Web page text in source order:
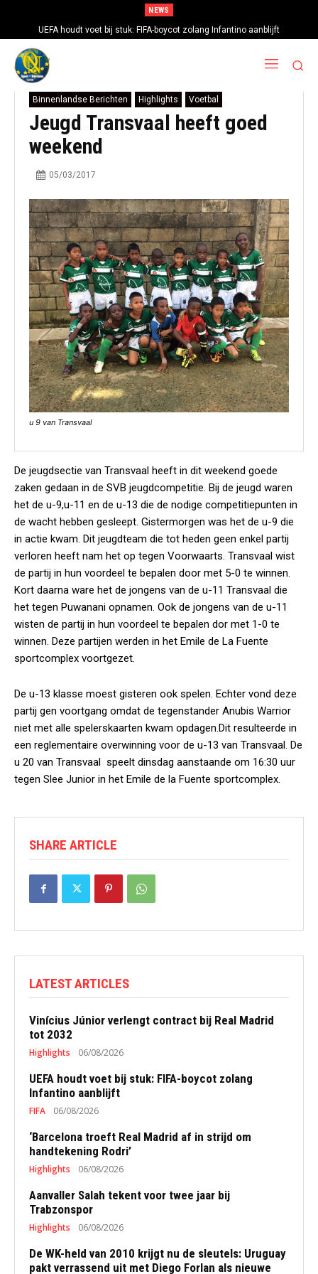
NEWS
UEFA houdt voet bij stuk: FIFA-boycot zolang Infantino aanblijft
Binnenlandse Berichten Highlights Voetbal
Jeugd Transvaal heeft goed
weekend
05/03/2017
u 9 van Transvaal
De jeugdsectie van Transvaal heeft in dit weekend goede
zaken gedaan in de SVB jeugdcompetitie. Bij de jeugd waren
het de u-9,u-11 en de u-13 die de nodige competitiepunten in
de wacht hebben gesleept. Gistermorgen was het de u-9 die
in actie kwam. Dit jeugdteam die tot heden geen enkel partij
verloren heeft nam het op tegen Voorwaarts. Transvaal wist
de partij in hun voordeel te bepalen door met 5-0 te winnen.
Kort daarna ware het de jongens van de u-11 Transvaal die
het tegen Puwanani opnamen. Ook de jongens van de u-11
wisten de partij in hun voordeel te bepalen dor met 1-0 te
winnen. Deze partijen werden in het Emile de La Fuente
sportcomplex voortgezet.
De u-13 klasse moest gisteren ook spelen. Echter vond deze
partij gen voortgang omdat de tegenstander Anubis Warrior
niet met alle spelerskaarten kwam opdagen.Dit resulteerde in
een reglementaire overwinning voor de u-13 van Transvaal. De
u 20 van Transvaal speelt dinsdag aanstaande om 16:30 uur
tegen Slee Junior in het Emile de la Fuente sportcomplex.
SHARE ARTICLE
LATEST ARTICLES
Vinícius Júnior verlengt contract bij Real Madrid
tot 2032
Highlights 06/08/2026
UEFA houdt voet bij stuk: FIFA-boycot zolang
Infantino aanblijft
FIFA 06/08/2026
‘Barcelona troeft Real Madrid af in strijd om
handtekening Rodri’
Highlights 06/08/2026
Aanvaller Salah tekent voor twee jaar bij
Trabzonspor
Highlights 06/08/2026
De WK-held van 2010 krijgt nu de sleutels: Uruguay
pakt verrassend uit met Diego Forlan als nieuwe